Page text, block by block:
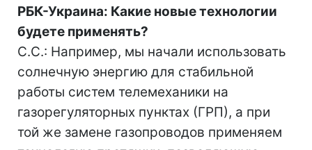
РБК-Украина: Какие новые технологии
будете применять?
С.С.: Например, мы начали использовать
солнечную энергию для стабильной
работы систем телемеханики на
газорегуляторных пунктах (ГРП), а при
той же замене газопроводов применяем